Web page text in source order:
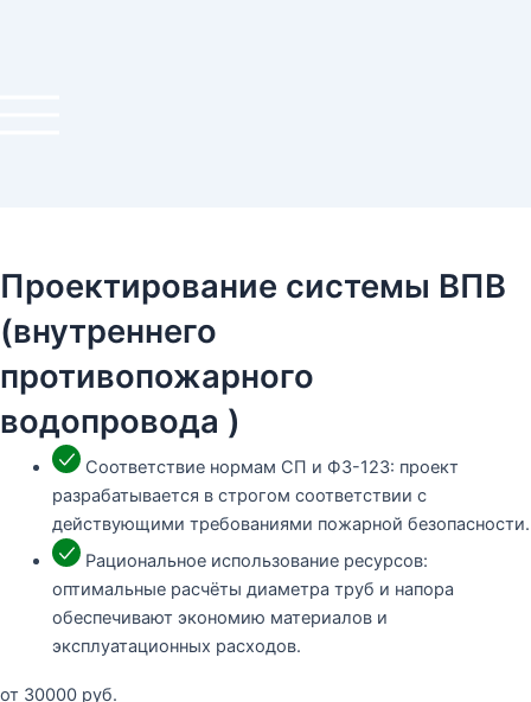
Проектирование системы ВПВ
(внутреннего
противопожарного
водопровода )
Соответствие нормам СП и ФЗ-123: проект
разрабатывается в строгом соответствии с
действующими требованиями пожарной безопасности.
Рациональное использование ресурсов:
оптимальные расчёты диаметра труб и напора
обеспечивают экономию материалов и
эксплуатационных расходов.
от 30000 руб.